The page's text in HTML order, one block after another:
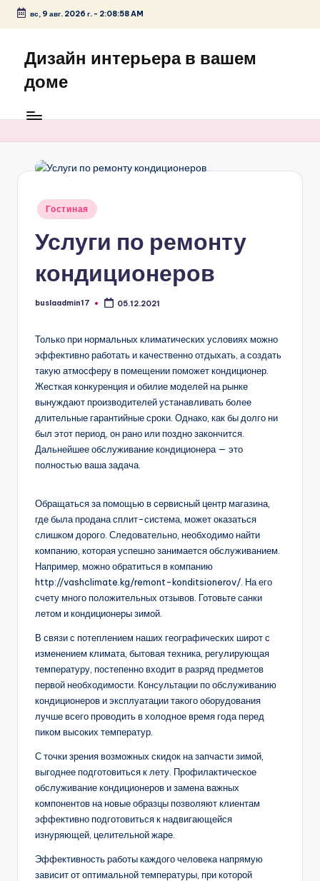
Перейти
содержимому
вс, 9 авг. 2026 г.- 2:08:58 AM
Дизайн интерьера в вашем
доме
Опубликовано
Гостиная
Услуги по ремонту
кондиционеров
Запись
buslaadmin17 05.12.2021
Только при нормальных климатических условиях можно
эффективно работать и качественно отдыхать, а создать
такую ​​атмосферу в помещении поможет кондиционер.
Жесткая конкуренция и обилие моделей на рынке
вынуждают производителей устанавливать более
длительные гарантийные сроки. Однако, как бы долго ни
был этот период, он рано или поздно закончится.
Дальнейшее обслуживание кондиционера — это
полностью ваша задача.
Обращаться за помощью в сервисный центр магазина,
где была продана сплит-система, может оказаться
слишком дорого. Следовательно, необходимо найти
компанию, которая успешно занимается обслуживанием.
Например, можно обратиться в компанию
http://vashclimate.kg/remont-konditsionerov/. На его
счету много положительных отзывов. Готовьте санки
летом и кондиционеры зимой.
В связи с потеплением наших географических широт с
изменением климата, бытовая техника, регулирующая
температуру, постепенно входит в разряд предметов
первой необходимости. Консультации по обслуживанию
кондиционеров и эксплуатации такого оборудования
лучше всего проводить в холодное время года перед
пиком высоких температур.
С точки зрения возможных скидок на запчасти зимой,
выгоднее подготовиться к лету. Профилактическое
обслуживание кондиционеров и замена важных
компонентов на новые образцы позволяют клиентам
эффективно подготовиться к надвигающейся
изнуряющей, целительной жаре.
Эффективность работы каждого человека напрямую
зависит от оптимальной температуры, при которой